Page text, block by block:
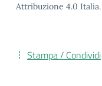
Attribuzione 4.0 Italia.
Stampa / Condividi